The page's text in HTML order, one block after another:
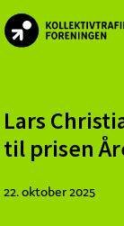
Skip
to
Skip
to
Skip
to
offentlige
aktører
planlegger,
Lars
til prisen
22. oktober 2025